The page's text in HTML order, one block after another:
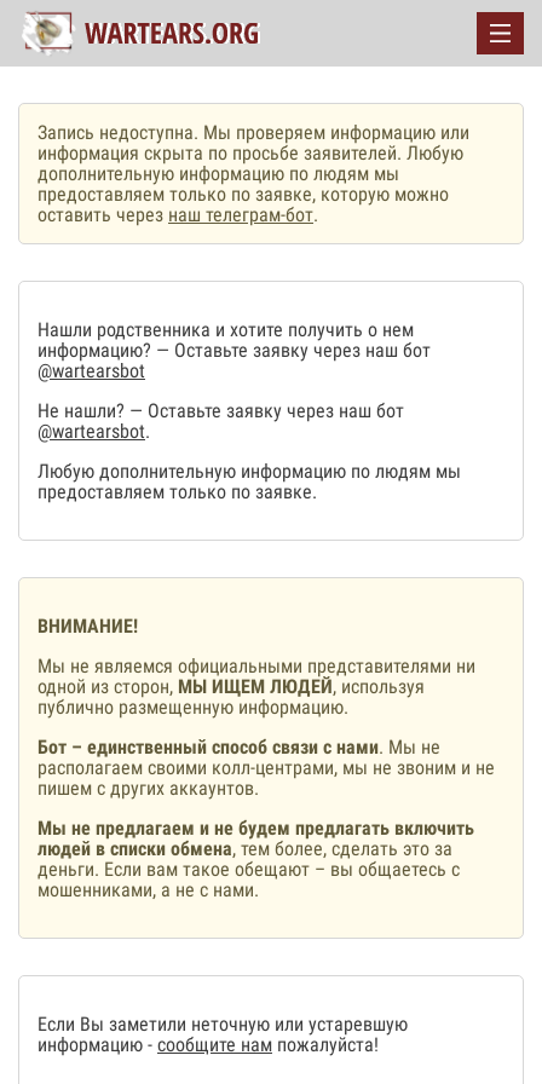
Запись недоступна. Мы проверяем информацию или
информация скрыта по просьбе заявителей. Любую
дополнительную информацию по людям мы
предоставляем только по заявке, которую можно
оставить через наш телеграм-бот.
Нашли родственника и хотите получить о нем
информацию? — Оставьте заявку через наш бот
@wartearsbot
Не нашли? — Оставьте заявку через наш бот
@wartearsbot.
Любую дополнительную информацию по людям мы
предоставляем только по заявке.
ВНИМАНИЕ!
Мы не являемся официальными представителями ни
одной из сторон, МЫ ИЩЕМ ЛЮДЕЙ, используя
публично размещенную информацию.
Бот – единственный способ связи с нами. Мы не
располагаем своими колл-центрами, мы не звоним и не
пишем с других аккаунтов.
Мы не предлагаем и не будем предлагать включить
людей в списки обмена, тем более, сделать это за
деньги. Если вам такое обещают – вы общаетесь с
мошенниками, а не с нами.
Если Вы заметили неточную или устаревшую
информацию - сообщите нам пожалуйста!